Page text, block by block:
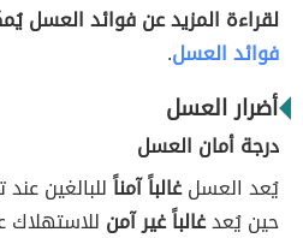
لقراءة المزيد عن فوائد العسل
فوائد العسل.
أضرار العسل
درجة أمان العسل
يُعد العسلغالباً آمناًللبالغين
حين يُعدغالباً غير آمن للاستهلاك